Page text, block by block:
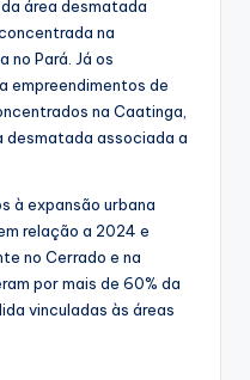
área desmatada
na
no Pará. Já os
empreendimentos de
na Caatinga,
desmatada associada a
à expansão urbana
relação a 2024 e
no Cerrado e na
por mais de 60% da
vinculadas às áreas